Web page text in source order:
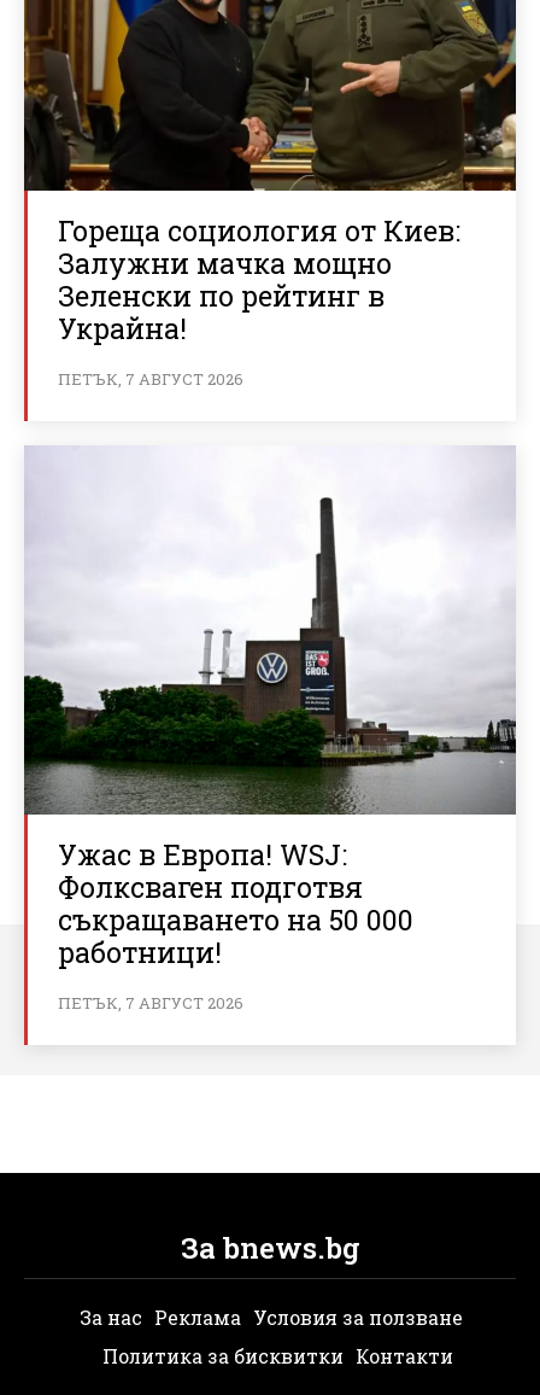
Гореща социология от Киев:
Залужни мачка мощно
Зеленски по рейтинг в
Украйна!
ПЕТЪК, 7 АВГУСТ 2026
Ужас в Европа! WSJ:
Фолксваген подготвя
съкращаването на 50 000
работници!
ПЕТЪК, 7 АВГУСТ 2026
За bnews.bg
За нас Реклама Условия за ползване
Политика за бисквитки Контакти